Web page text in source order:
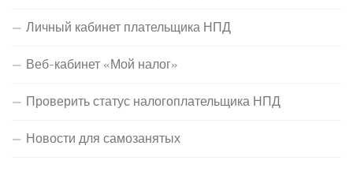
Личный кабинет плательщика НПД
Веб-кабинет «Мой налог»
Проверить статус налогоплательщика НПД
Новости для самозанятых